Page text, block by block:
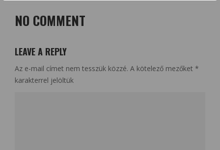
NO COMMENT
LEAVE A REPLY
Az e-mail címet nem tesszük közzé. A kötelező mezőket *
karakterrel jelöltük